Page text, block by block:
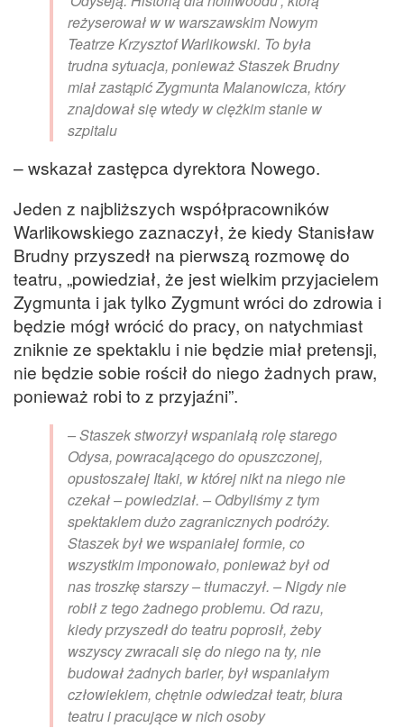
reżyserował w w warszawskim Nowym
Teatrze Krzysztof Warlikowski. To była
trudna sytuacja, ponieważ Staszek Brudny
miał zastąpić Zygmunta Malanowicza, który
znajdował się wtedy w ciężkim stanie w
szpitalu
– wskazał zastępca dyrektora Nowego.
Jeden z najbliższych współpracowników
Warlikowskiego zaznaczył, że kiedy Stanisław
Brudny przyszedł na pierwszą rozmowę do
teatru, „powiedział, że jest wielkim przyjacielem
Zygmunta i jak tylko Zygmunt wróci do zdrowia i
będzie mógł wrócić do pracy, on natychmiast
zniknie ze spektaklu i nie będzie miał pretensji,
nie będzie sobie rościł do niego żadnych praw,
ponieważ robi to z przyjaźni”.
– Staszek stworzył wspaniałą rolę starego
Odysa, powracającego do opuszczonej,
opustoszałej Itaki, w której nikt na niego nie
czekał – powiedział. – Odbyliśmy z tym
spektaklem dużo zagranicznych podróży.
Staszek był we wspaniałej formie, co
wszystkim imponowało, ponieważ był od
nas troszkę starszy – tłumaczył. – Nigdy nie
robił z tego żadnego problemu. Od razu,
kiedy przyszedł do teatru poprosił, żeby
wszyscy zwracali się do niego na ty, nie
budował żadnych barier, był wspaniałym
człowiekiem, chętnie odwiedzał teatr, biura
teatru i pracujące w nich osoby